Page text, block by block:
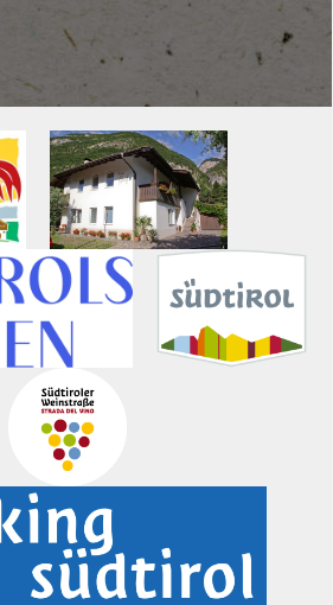
Lindenhof